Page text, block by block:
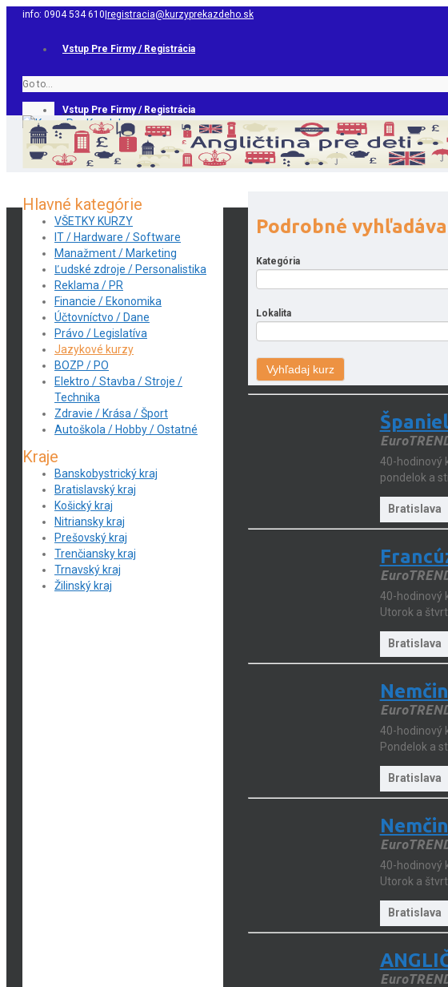
info: 0904 534 610 registracia@kurzyprekazdeho.sk
Vstup Pre Firmy / Registrácia
Go to...
Vstup Pre Firmy / Registrácia
Podrobné
Kategória
Lokalita
40-hodinový
pondelok a
Bratislava
40-hodinový
Utorok a
Bratislava
40-hodinový
Pondelok a
Bratislava
40-hodinový
Utorok a
Bratislava
Hlavné kategórie
VŠETKY KURZY
IT / Hardware / Software
Manažment / Marketing
Ľudské zdroje / Personalistika
Reklama / PR
Financie / Ekonomika
Účtovníctvo / Dane
Právo / Legislatíva
Jazykové kurzy
BOZP / PO
Elektro / Stavba / Stroje /
Technika
Zdravie / Krása / Šport
Autoškola / Hobby / Ostatné
Kraje
Banskobystrický kraj
Bratislavský kraj
Košický kraj
Nitriansky kraj
Prešovský kraj
Trenčiansky kraj
Trnavský kraj
Žilinský kraj